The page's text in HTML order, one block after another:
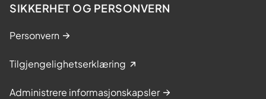
SIKKERHET OG PERSONVERN
Personvern
Tilgjengelighetserklæring
Administrere informasjonskapsler